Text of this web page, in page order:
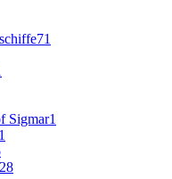
71
Sigmar1
1
28